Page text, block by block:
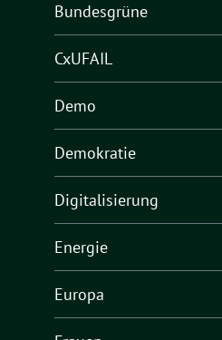
Bundesgrüne
CxUFAIL
Demo
Demokratie
Digitalisierung
Energie
Europa